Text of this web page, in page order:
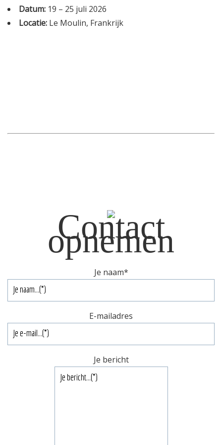
Informatie
Datum: 19 – 25 juli 2026
Locatie: Le Moulin, Frankrijk
Contact
opnemen
Je naam*
E-mailadres
Je bericht